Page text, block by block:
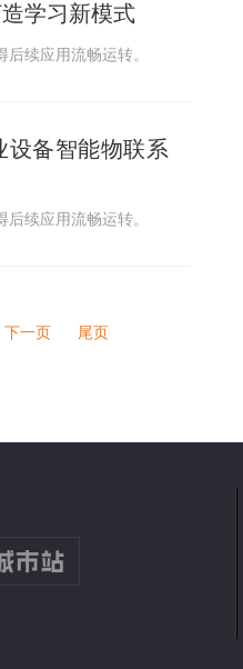
学习新模式
续应用流畅运转。
设备智能物联系
续应用流畅运转。
下一页 尾页